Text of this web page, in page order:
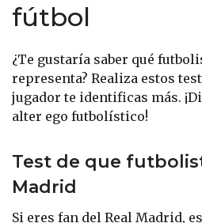
fútbol
¿Te gustaría saber qué
representa? Realiza estos
jugador te identificas más.
alter ego futbolístico!
Test de que
Madrid
Si eres fan del Real Madrid,